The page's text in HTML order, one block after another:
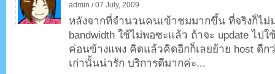
admin / 07 July, 2009
หลังจากที่จำนวนคนเข้าชมมากขึ้น ที่จริงก็ไม่
bandwidth ใช้ไม่พอซะแล้ว ถ้าจะ update ไป
ค่อนข้างแพง คิดแล้วคิดอีกก็เลยย้าย host ดี
เก่านั้นน่ารัก บริการดีมากค่ะ...